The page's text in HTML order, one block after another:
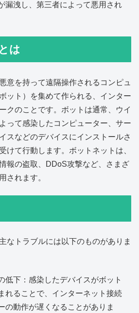
漏洩し、第三者によって悪用され
は
意を持って遠隔操作されるコンピュ
ット）を集めて作られる、インター
クのことです。ボットは通常、ウイ
って感染したコンピューター、サー
スなどのデバイスにインストールさ
けて行動します。ボットネットは、
報の盗取、DDoS攻撃など、さまざ
されます。
なトラブルには以下のものがありま
低下：感染したデバイスがボット
れることで、インターネット接続
の動作が遅くなることがありま